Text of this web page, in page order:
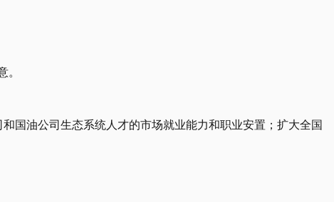
。
国油公司生态系统人才的市场就业能力和职业安置；扩大全国